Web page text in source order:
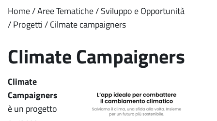
Contenuto
principale
Home Aree Tematiche Sviluppo e Opportunità
Progetti
Cilmate campaigners
Climate Campaigners
Climate
Campaigners
è un progetto